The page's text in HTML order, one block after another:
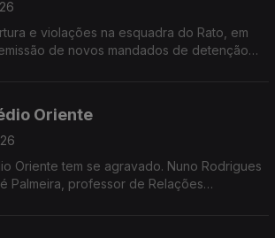
e violações na esquadra do Rato, em
de novos mandados de detenção
Oriente
Oriente tem se agravado. Nuno Rodrigues
Palmeira, professor de Relações